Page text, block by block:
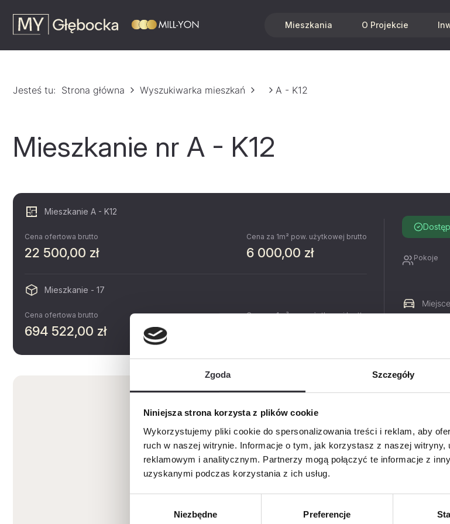
Zgoda Szczegóły
Niniejsza strona korzysta z plików cookie
Wykorzystujemy pliki cookie do spersonalizowania treści i reklam, aby
ruch w naszej witrynie. Informacje o tym, jak korzystasz z naszej witryny,
reklamowym i analitycznym. Partnerzy mogą połączyć te informacje z
uzyskanymi podczas korzystania z ich usług.
Niezbędne Preferencje
Mieszkania O Projekcie
Jesteś tu: Strona główna Wyszukiwarka mieszkań A - K12
Mieszkanie nr A - K12
Mieszkanie A - K12
Cena ofertowa brutto
22 500,00 zł
Cena za 1m² pow. użytkowej brutto
6 000,00 zł
Mieszkanie - 17
Cena ofertowa brutto
694 522,00 zł
Cena za 1m² pow. użytkowej brutto
Pokoje